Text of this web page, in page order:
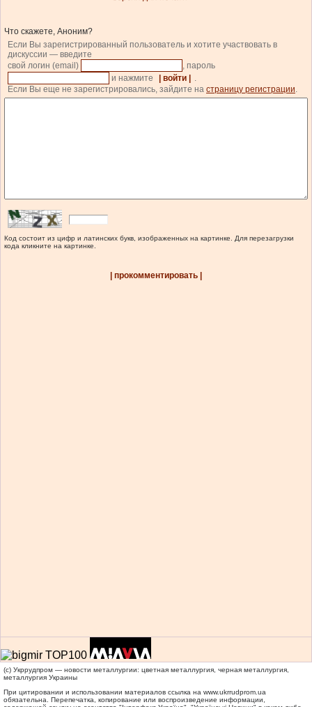
Что скажете, Аноним?
Если Вы зарегистрированный пользователь и хотите участвовать в
дискуссии — введите
свой логин (email)
, пароль
и нажмите
| войти |
.
Если Вы еще не зарегистрировались, зайдите на страницу регистрации.
Код состоит из цифр и латинских букв, изображенных на картинке. Для перезагрузки
кода кликните на картинке.
| прокомментировать |
(c) Укррудпром — новости металлургии: цветная металлургия, черная металлургия,
металлургия Украины
При цитировании и использовании материалов ссылка на www.ukrrudprom.ua
обязательна. Перепечатка, копирование или воспроизведение информации,